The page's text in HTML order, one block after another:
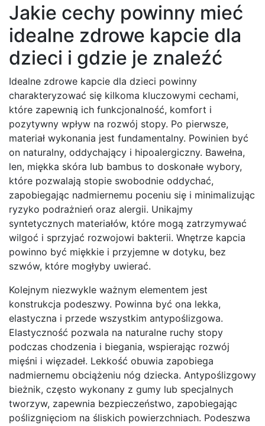
Jakie cechy powinny mieć
idealne zdrowe kapcie dla
dzieci i gdzie je znaleźć
Idealne zdrowe kapcie dla dzieci powinny
charakteryzować się kilkoma kluczowymi cechami,
które zapewnią ich funkcjonalność, komfort i
pozytywny wpływ na rozwój stopy. Po pierwsze,
materiał wykonania jest fundamentalny. Powinien być
on naturalny, oddychający i hipoalergiczny. Bawełna,
len, miękka skóra lub bambus to doskonałe wybory,
które pozwalają stopie swobodnie oddychać,
zapobiegając nadmiernemu poceniu się i minimalizując
ryzyko podrażnień oraz alergii. Unikajmy
syntetycznych materiałów, które mogą zatrzymywać
wilgoć i sprzyjać rozwojowi bakterii. Wnętrze kapcia
powinno być miękkie i przyjemne w dotyku, bez
szwów, które mogłyby uwierać.
Kolejnym niezwykle ważnym elementem jest
konstrukcja podeszwy. Powinna być ona lekka,
elastyczna i przede wszystkim antypoślizgowa.
Elastyczność pozwala na naturalne ruchy stopy
podczas chodzenia i biegania, wspierając rozwój
mięśni i więzadeł. Lekkość obuwia zapobiega
nadmiernemu obciążeniu nóg dziecka. Antypoślizgowy
bieżnik, często wykonany z gumy lub specjalnych
tworzyw, zapewnia bezpieczeństwo, zapobiegając
poślizgnięciom na śliskich powierzchniach. Podeszwa